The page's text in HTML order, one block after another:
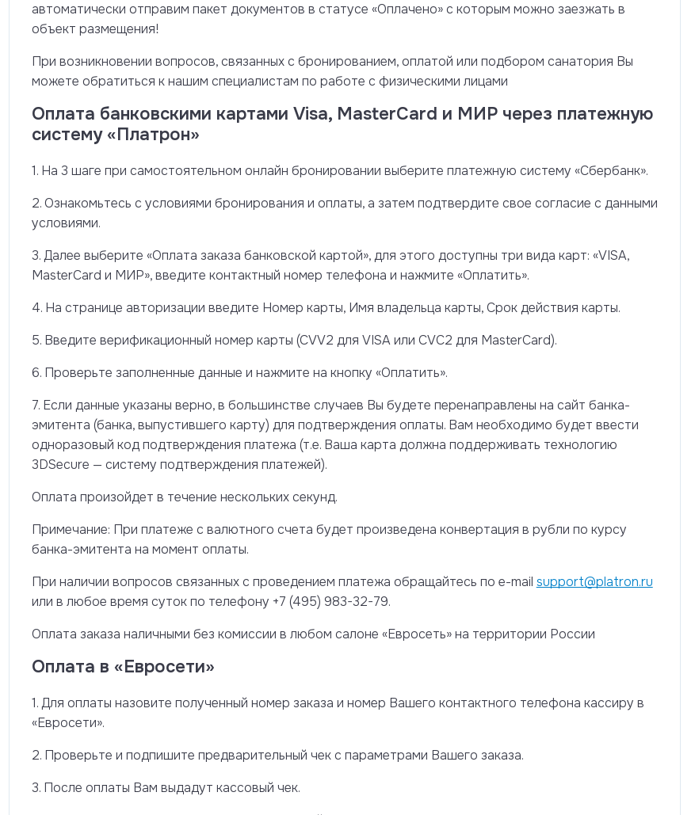
автоматически отправим пакет документов в статусе «Оплачено» с которым можно заезжать в
объект размещения!
При возникновении вопросов, связанных с бронированием, оплатой или подбором санатория Вы
можете обратиться к нашим специалистам по работе с физическими лицами
Оплата банковскими картами Visa, MasterCard и МИР через платежную
систему «Платрон»
1. На 3 шаге при самостоятельном онлайн бронировании выберите платежную систему «Сбербанк».
2. Ознакомьтесь с условиями бронирования и оплаты, а затем подтвердите свое согласие с данными
условиями.
3. Далее выберите «Оплата заказа банковской картой», для этого доступны три вида карт: «VISA,
MasterCard и МИР», введите контактный номер телефона и нажмите «Оплатить».
4. На странице авторизации введите Номер карты, Имя владельца карты, Срок действия карты.
5. Введите верификационный номер карты (CVV2 для VISA или CVC2 для MasterCard).
6. Проверьте заполненные данные и нажмите на кнопку «Оплатить».
7. Если данные указаны верно, в большинстве случаев Вы будете перенаправлены на сайт банка-
эмитента (банка, выпустившего карту) для подтверждения оплаты. Вам необходимо будет ввести
одноразовый код подтверждения платежа (т.е. Ваша карта должна поддерживать технологию
3DSecure — систему подтверждения платежей).
Оплата произойдет в течение нескольких секунд.
Примечание: При платеже с валютного счета будет произведена конвертация в рубли по курсу
банка-эмитента на момент оплаты.
При наличии вопросов связанных с проведением платежа обращайтесь по e-mail support@platron.ru
или в любое время суток по телефону +7 (495) 983-32-79.
Оплата заказа наличными без комиссии в любом салоне «Евросеть» на территории России
Оплата в «Евросети»
1. Для оплаты назовите полученный номер заказа и номер Вашего контактного телефона кассиру в
«Евросети».
2. Проверьте и подпишите предварительный чек с параметрами Вашего заказа.
3. После оплаты Вам выдадут кассовый чек.